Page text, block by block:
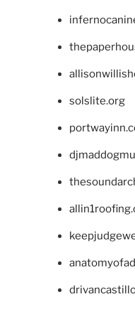
solslite.org